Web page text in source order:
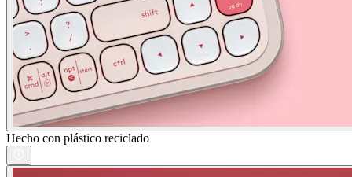
Hecho con plástico reciclado